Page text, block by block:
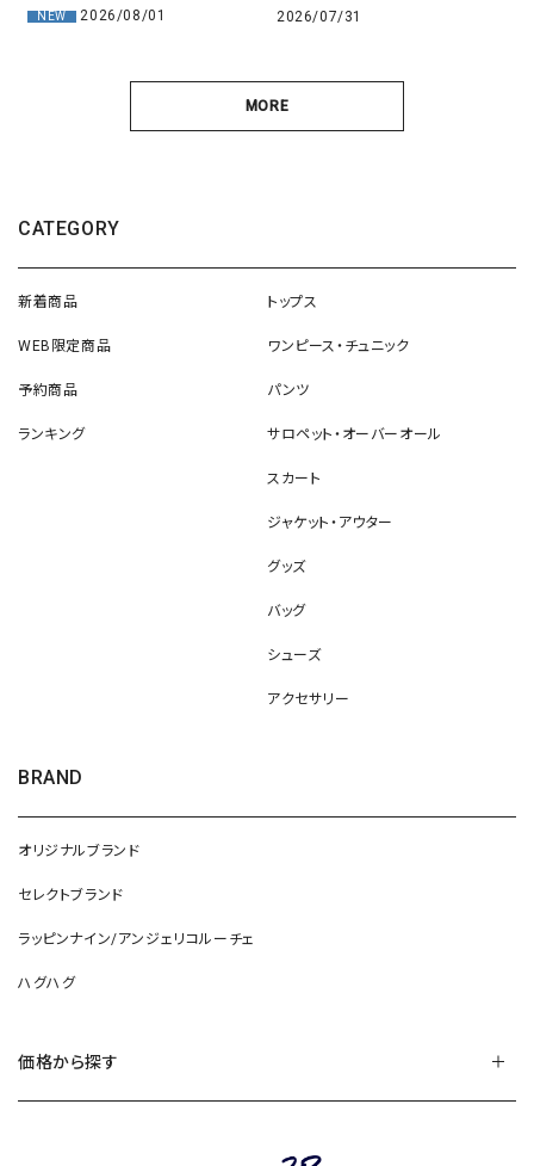
NEW 2026/08/01 2026/07/31
MORE
CATEGORY
新着商品
WEB限定商品
予約商品
ランキング
トップス
ワンピース・チュニック
パンツ
サロペット・オーバーオール
スカート
ジャケット・アウター
グッズ
バッグ
シューズ
アクセサリー
BRAND
オリジナルブランド
セレクトブランド
ラッピンナイン/アンジェリコルーチェ
ハグハグ
価格から探す